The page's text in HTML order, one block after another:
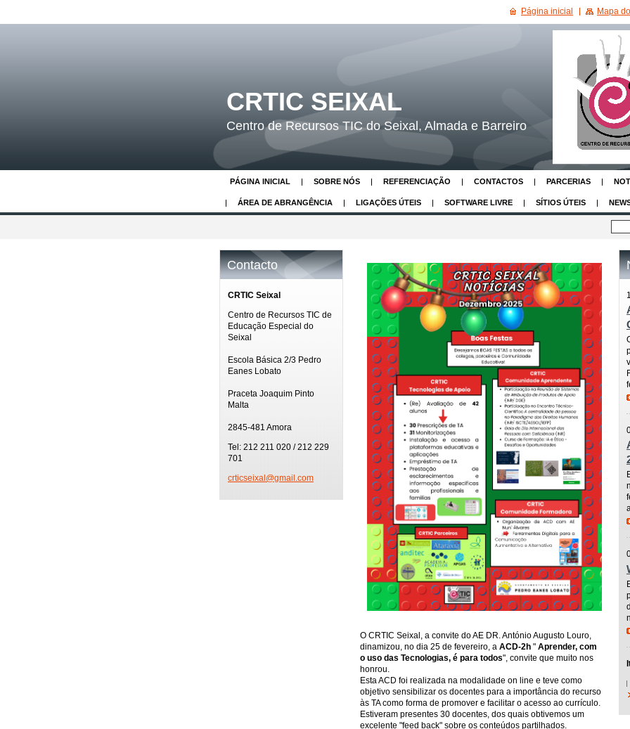
CRTIC SEIXAL
Centro de Recursos TIC do Seixal, Almada e Barreiro
PÁGINA INICIAL SOBRE NÓS REFERENCIAÇÃO CONTACTOS PARCERIAS
ÁREA DE ABRANGÊNCIA LIGAÇÕES ÚTEIS SOFTWARE LIVRE SÍTIOS ÚTEIS
O CRTIC Seixal, a convite do AE DR. António Augusto Louro,
dinamizou, no dia 25 de fevereiro, a ACD-2h " Aprender, com
o uso das Tecnologias, é para todos", convite que muito nos
honrou.
Esta ACD foi realizada na modalidade on line e teve como
objetivo sensibilizar os docentes para a importância do recurso
às TA como forma de promover e facilitar o acesso ao currículo.
Estiveram presentes 30 docentes, dos quais obtivemos um
excelente "feed back" sobre os conteúdos partilhados.
Contacto
CRTIC Seixal
Centro de Recursos TIC de
Educação Especial do
Seixal
Escola Básica 2/3 Pedro
Eanes Lobato
Praceta Joaquim Pinto
Malta
2845-481 Amora
Tel: 212 211 020 / 212 229
701
crticseixal@gmail.com
Página inicial Mapa